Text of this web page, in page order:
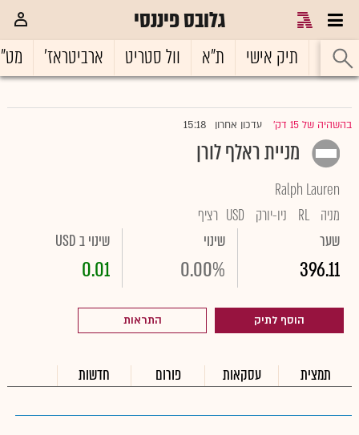
גלובס פיננסי
ראשי תיק אישי ת"א וול סטריט ארביטראז'
בהשהיה של 15 דק' עדכון אחרון 15:18
מניית ראלף לורן
Ralph Lauren
מניה RL ניו-יורק USD רציף
שער
396.11
שינוי
0.00%
שינוי ב USD
0.01
הוסף לתיק התראות
תמצית עסקאות פורום חדשות